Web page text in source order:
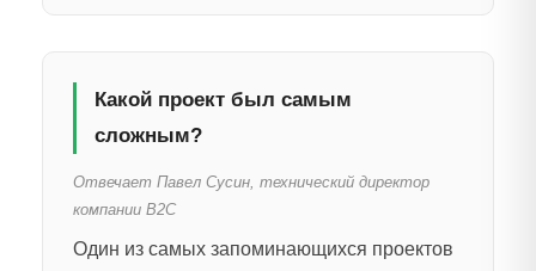
Какой проект был самым
сложным?
Отвечает Павел Сусин, технический директор
компании B2C
Один из самых запоминающихся проектов